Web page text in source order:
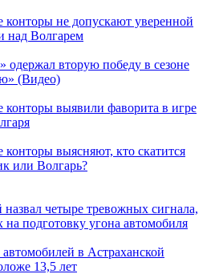
конторы не допускают уверенной
над Волгарем
одержал вторую победу в сезоне
(Видео)
конторы выявили фаворита в игре
конторы выясняют, кто скатится
или Волгарь?
четыре тревожных сигнала,
подготовку угона автомобиля
в Астраханской
13,5 лет